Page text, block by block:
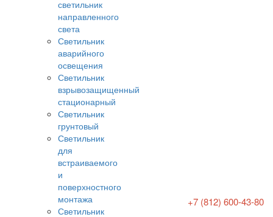
светильник
направленного
света
Светильник
аварийного
освещения
Светильник
взрывозащищенный
стационарный
Светильник
грунтовый
Светильник
для
встраиваемого
и
поверхностного
монтажа
Светильник
+7 (812) 600-43-80